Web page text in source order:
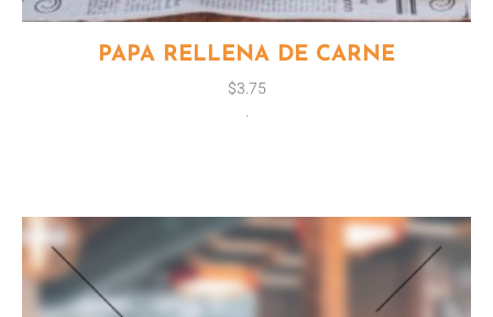
PAPA RELLENA DE CARNE
$3.75
.